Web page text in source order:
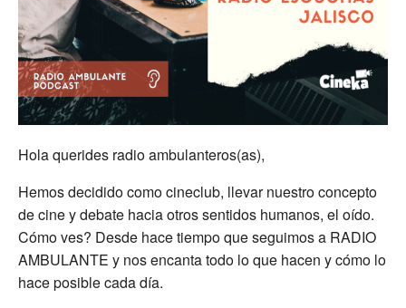
Hola querides radio ambulanteros(as),
Hemos decidido como cineclub, llevar nuestro concepto
de cine y debate hacia otros sentidos humanos, el oído.
Cómo ves? Desde hace tiempo que seguimos a RADIO
AMBULANTE y nos encanta todo lo que hacen y cómo lo
hace posible cada día.